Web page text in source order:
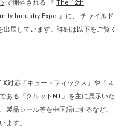
で開催される 『The 12th
Industry Expo 』に、 チャイルド
出展しています。詳細は以下をご覧く
対応『キュートフィックス』や『ス
ある『クルットNT』を主に展示いた
製品シール等を中国語にするなど、
ます。